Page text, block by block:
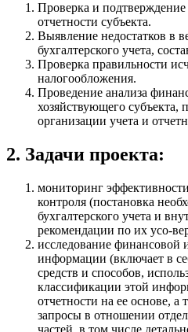
Проверка и
отчетности субъекта.
Выявление недостатков в
бухгалтерского учета,
Проверка правильности
налогообложения.
Проведение анализа
хозяйствующего
организации учета и
2. Задачи проекта:
мониторинг
контроля (постановка
бухгалтерского учета и
рекомендации по их усо-
исследование финансовой
информации (включает в
средств и способов,
классификации этой
отчетности на ее основе, а
запросы в отношении
частей, в том числе